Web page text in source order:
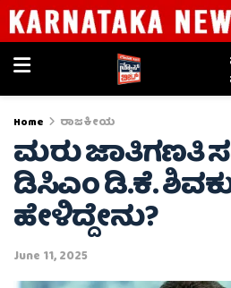
Home ರಾಜಕೀಯ
ಮರು ಜಾತಿಗಣತಿ
ಡಿಸಿಎಂ ಡಿ.ಕೆ.
ಹೇಳಿದ್ದೇನು?
June 11, 2025